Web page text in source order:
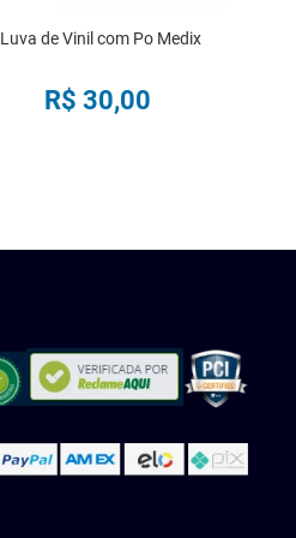
Luva de Vinil com Po Medix
R$ 30,00